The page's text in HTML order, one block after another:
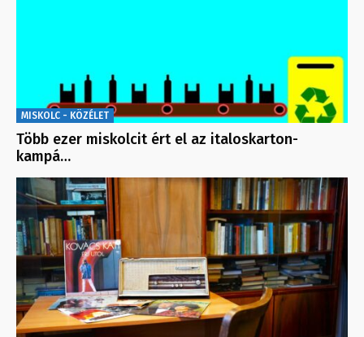
MISKOLC - KÖZÉLET
Több ezer miskolcit ért el az italoskarton-
kampá…